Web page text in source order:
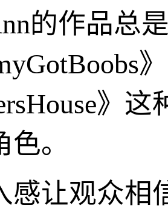
的作品总
》
。
感让观众相